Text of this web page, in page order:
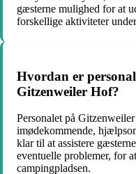
gæsterne mulighed for at
forskellige aktiviteter
Hvordan er
Gitzenweiler Hof?
Personalet på
imødekommende,
klar til at assistere
eventuelle problemer, for
campingpladsen.